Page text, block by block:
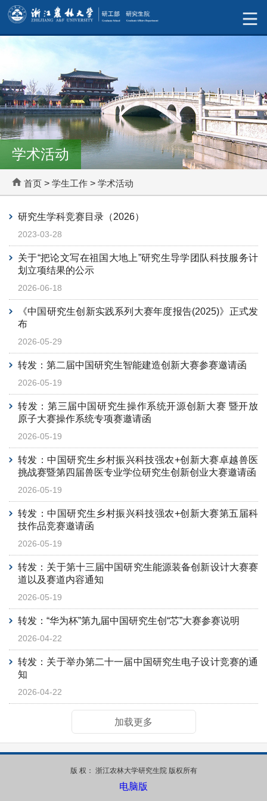
学术活动
首页 > 学生工作 > 学术活动
研究生学科竞赛目录（2026）
2023-03-28
关于“把论文写在祖国大地上”研究生导学团队科技服务计
划立项结果的公示
2026-06-18
《中国研究生创新实践系列大赛年度报告(2025)》正式发
布
2026-05-29
转发：第二届中国研究生智能建造创新大赛参赛邀请函
2026-05-19
转发：第三届中国研究生操作系统开源创新大赛 暨开放
原子大赛操作系统专项赛邀请函
2026-05-19
转发：中国研究生乡村振兴科技强农+创新大赛卓越兽医
挑战赛暨第四届兽医专业学位研究生创新创业大赛邀请函
2026-05-19
转发：中国研究生乡村振兴科技强农+创新大赛第五届科
技作品竞赛邀请函
2026-05-19
转发：关于第十三届中国研究生能源装备创新设计大赛赛
道以及赛道内容通知
2026-05-19
转发：“华为杯”第九届中国研究生创“芯”大赛参赛说明
2026-04-22
转发：关于举办第二十一届中国研究生电子设计竞赛的通
知
2026-04-22
加载更多
版 权： 浙江农林大学研究生院 版权所有
电脑版